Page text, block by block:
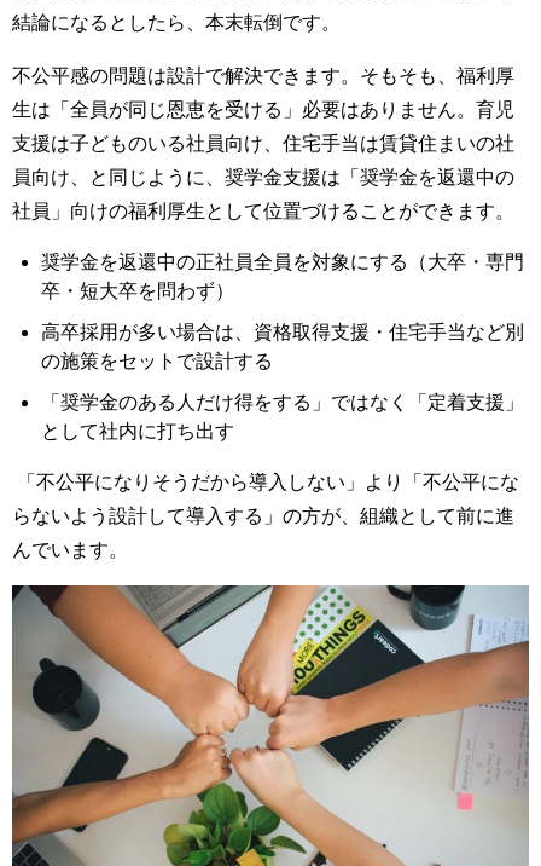
結論になるとしたら、本末転倒です。
不公平感の問題は設計で解決できます。そもそも、福利厚
生は「全員が同じ恩恵を受ける」必要はありません。育児
支援は子どものいる社員向け、住宅手当は賃貸住まいの社
員向け、と同じように、奨学金支援は「奨学金を返還中の
社員」向けの福利厚生として位置づけることができます。
奨学金を返還中の正社員全員を対象にする（大卒・専門
卒・短大卒を問わず）
高卒採用が多い場合は、資格取得支援・住宅手当など別
の施策をセットで設計する
「奨学金のある人だけ得をする」ではなく「定着支援」
として社内に打ち出す
「不公平になりそうだから導入しない」より「不公平にな
らないよう設計して導入する」の方が、組織として前に進
んでいます。